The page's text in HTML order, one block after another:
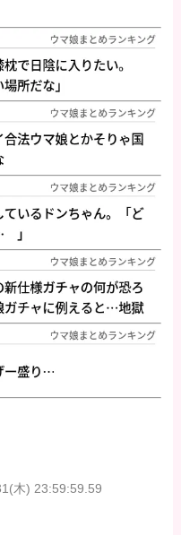
木) 23:59:59.59